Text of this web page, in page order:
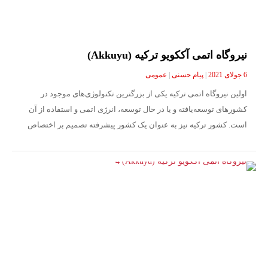
نیروگاه اتمی آککویو ترکیه (Akkuyu)
6 جولای 2021 | پیام حسنی | عمومی
اولین نیروگاه اتمی ترکیه یکی از بزرگترین تکنولوژی‌های موجود در
کشورهای توسعه‌یافته و یا در حال توسعه، انرژی اتمی و استفاده از آن
است. کشور ترکیه نیز به عنوان یک کشور پیشرفته تصمیم بر اختصاص